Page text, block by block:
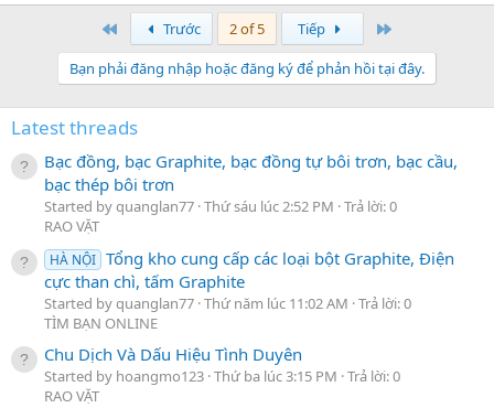
Trước 2 of 5 Tiếp
Bạn phải đăng nhập hoặc đăng ký để phản hồi tại đây.
Latest threads
Bạc đồng, bạc Graphite, bạc đồng tự bôi trơn, bạc cầu,
bạc thép bôi trơn
Started by quanglan77 Thứ sáu lúc 2:52 PM Trả lời: 0
RAO VẶT
HÀ NỘI Tổng kho cung cấp các loại bột Graphite, Điện
cực than chì, tấm Graphite
Started by quanglan77 Thứ năm lúc 11:02 AM Trả lời: 0
TÌM BẠN ONLINE
Chu Dịch Và Dấu Hiệu Tình Duyên
Started by hoangmo123 Thứ ba lúc 3:15 PM Trả lời: 0
RAO VẶT